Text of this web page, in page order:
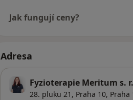
Jak fungují ceny?
Adresa
Fyzioterapie Meritum s.
28. pluku 21, Praha 10, Praha